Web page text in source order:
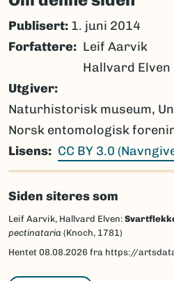
Publisert: 1. juni 2014
Forfattere
Leif Aarvik
Hallvard Elven
Utgiver
Naturhistorisk museum,
Norsk entomologisk
Lisens
CC BY 3.0
Siden siteres som
Leif Aarvik, Hallvard Elven:
pectinataria (Knoch, 1781)
Hentet 08.08.2026 fra https://